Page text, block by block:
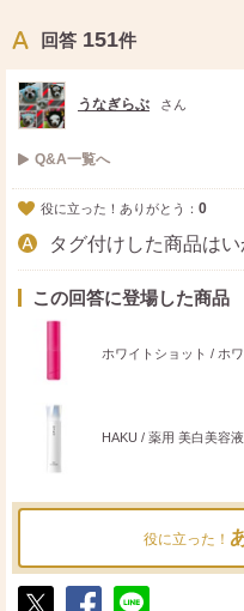
回答 151件
うなぎらぶ さん
Q&A一覧へ
役に立った！ありがとう： 0
タグ付けした商品はい
この回答に登場した商品
ホワイトショット / ホ
HAKU / 薬用 美白美容
役に立った！